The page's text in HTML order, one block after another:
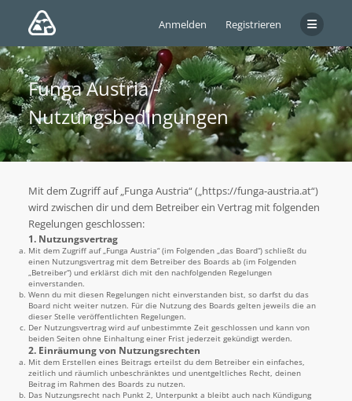
Anmelden Registrieren
Funga Austria -
Nutzungsbedingungen
Mit dem Zugriff auf „Funga Austria“ („https://funga-austria.at“)
wird zwischen dir und dem Betreiber ein Vertrag mit folgenden
Regelungen geschlossen:
1. Nutzungsvertrag
Mit dem Zugriff auf „Funga Austria“ (im Folgenden „das Board“) schließt du
einen Nutzungsvertrag mit dem Betreiber des Boards ab (im Folgenden
„Betreiber“) und erklärst dich mit den nachfolgenden Regelungen
einverstanden.
Wenn du mit diesen Regelungen nicht einverstanden bist, so darfst du das
Board nicht weiter nutzen. Für die Nutzung des Boards gelten jeweils die an
dieser Stelle veröffentlichten Regelungen.
Der Nutzungsvertrag wird auf unbestimmte Zeit geschlossen und kann von
beiden Seiten ohne Einhaltung einer Frist jederzeit gekündigt werden.
2. Einräumung von Nutzungsrechten
Mit dem Erstellen eines Beitrags erteilst du dem Betreiber ein einfaches,
zeitlich und räumlich unbeschränktes und unentgeltliches Recht, deinen
Beitrag im Rahmen des Boards zu nutzen.
Das Nutzungsrecht nach Punkt 2, Unterpunkt a bleibt auch nach Kündigung